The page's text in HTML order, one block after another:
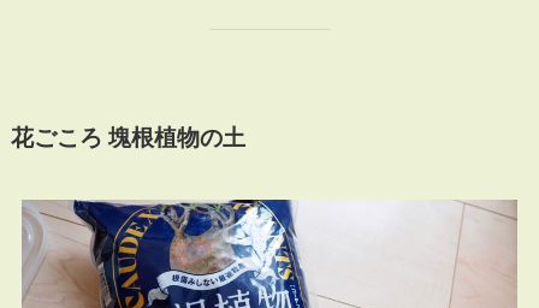
花ごころ 塊根植物の土